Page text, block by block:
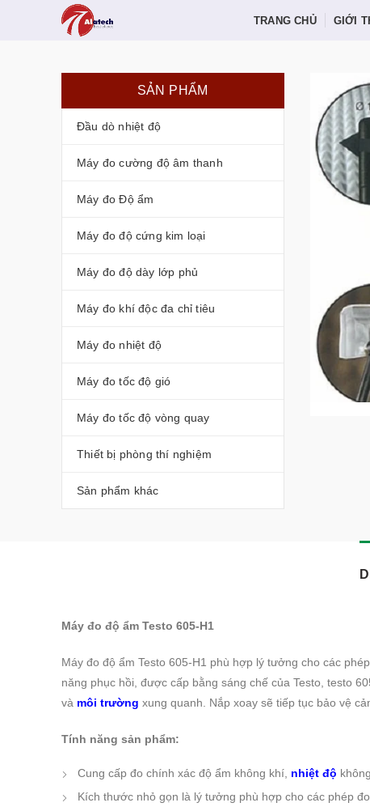
TRANG CHỦ GIỚI
SẢN PHẨM
Đầu dò nhiệt độ
Máy đo cường độ âm thanh
Máy đo Độ ẩm
Máy đo độ cứng kim loại
Máy đo độ dày lớp phủ
Máy đo khí độc đa chỉ tiêu
Máy đo nhiệt độ
Máy đo tốc độ gió
Máy đo tốc độ vòng quay
Thiết bị phòng thí nghiệm
Sản phẩm khác
Máy đo độ ẩm Testo 605-H1
Máy đo độ ẩm Testo 605-H1 phù hợp lý tưởng cho các
năng phục hồi, được cấp bằng sáng chế của Testo, testo
và môi trường xung quanh. Nắp xoay sẽ tiếp tục bảo vệ
Tính năng sản phẩm:
Cung cấp đo chính xác độ ẩm không khí, nhiệt độ
Kích thước nhỏ gọn là lý tưởng phù hợp cho các phép